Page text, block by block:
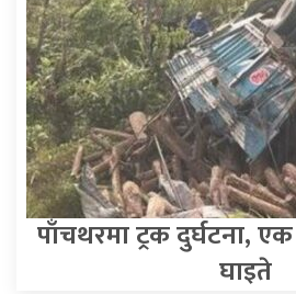
पाँचथरमा ट्रक दुर्घटना,
घाइते